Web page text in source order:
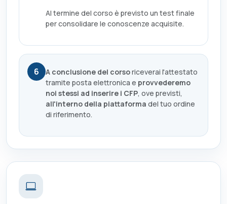
Al termine del corso è previsto un test finale
per consolidare le conoscenze acquisite.
6 A conclusione del corsoriceverai l'attestato
tramite posta elettronica e provvederemo
noi stessi ad inserire i CFP, ove previsti,
all'interno della piattaforma del tuo ordine
di riferimento.